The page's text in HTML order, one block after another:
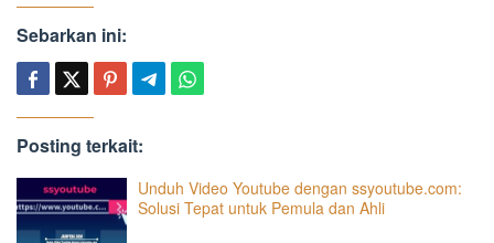
Sebarkan ini:
Posting terkait:
Unduh Video Youtube dengan ssyoutube.com:
Solusi Tepat untuk Pemula dan Ahli